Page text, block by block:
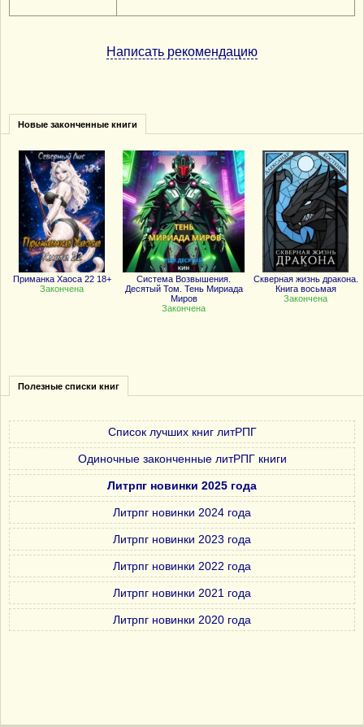
Написать рекомендацию
Новые законченные книги
Приманка Хаоса 22 18+
Закончена
Система Возвышения.
Десятый Том. Тень Мириада
Миров
Закончена
Скверная жизнь дракона.
Книга восьмая
Закончена
Полезные списки книг
Список лучших книг литРПГ
Одиночные законченные литРПГ книги
Литрпг новинки 2025 года
Литрпг новинки 2024 года
Литрпг новинки 2023 года
Литрпг новинки 2022 года
Литрпг новинки 2021 года
Литрпг новинки 2020 года